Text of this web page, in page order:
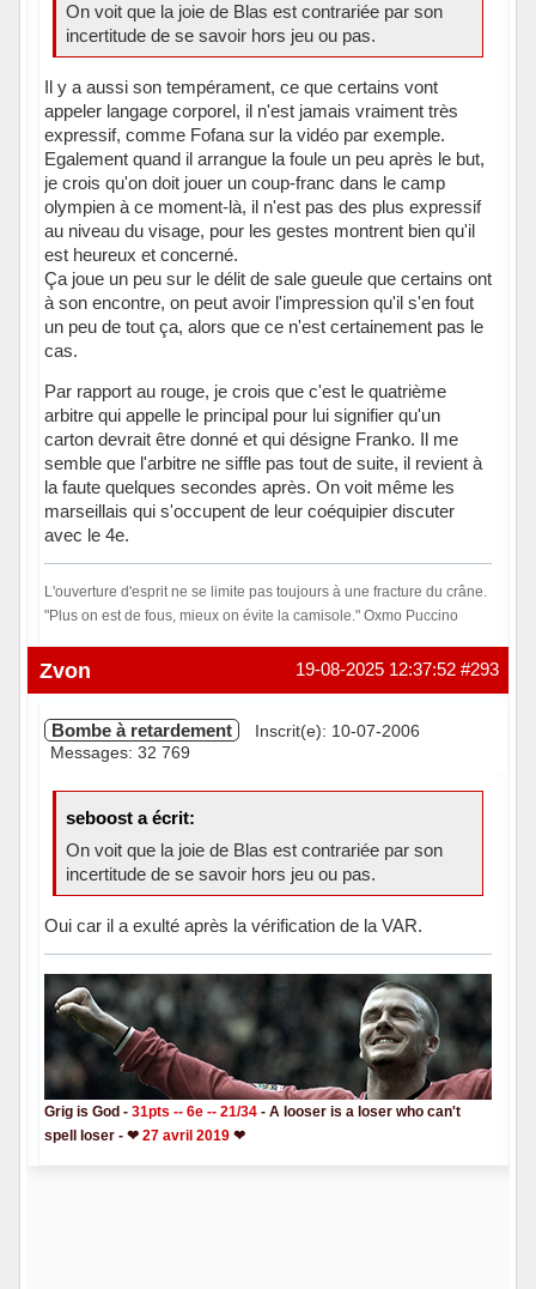
On voit que la joie de Blas est contrariée par son
incertitude de se savoir hors jeu ou pas.
Il y a aussi son tempérament, ce que certains vont
appeler langage corporel, il n'est jamais vraiment très
expressif, comme Fofana sur la vidéo par exemple.
Egalement quand il arrangue la foule un peu après le but,
je crois qu'on doit jouer un coup-franc dans le camp
olympien à ce moment-là, il n'est pas des plus expressif
au niveau du visage, pour les gestes montrent bien qu'il
est heureux et concerné.
Ça joue un peu sur le délit de sale gueule que certains ont
à son encontre, on peut avoir l'impression qu'il s'en fout
un peu de tout ça, alors que ce n'est certainement pas le
cas.
Par rapport au rouge, je crois que c'est le quatrième
arbitre qui appelle le principal pour lui signifier qu'un
carton devrait être donné et qui désigne Franko. Il me
semble que l'arbitre ne siffle pas tout de suite, il revient à
la faute quelques secondes après. On voit même les
marseillais qui s'occupent de leur coéquipier discuter
avec le 4e.
L'ouverture d'esprit ne se limite pas toujours à une fracture du crâne.
"Plus on est de fous, mieux on évite la camisole." Oxmo Puccino
Hors ligne #293
19-08-2025 12:37:52
Zvon
Bombe à retardement
Inscrit(e): 10-07-2006
Messages: 32 769
seboost a écrit:
On voit que la joie de Blas est contrariée par son
incertitude de se savoir hors jeu ou pas.
Oui car il a exulté après la vérification de la VAR.
Grig is God - 31pts -- 6e -- 21/34 - A looser is a loser who can't
spell loser - ❤ 27 avril 2019❤